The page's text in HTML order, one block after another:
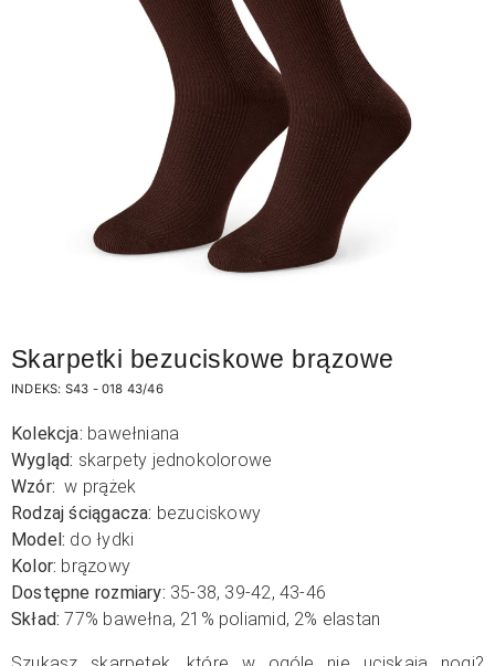
Skarpetki bezuciskowe brązowe
INDEKS: S43 - 018 43/46
Kolekcja: bawełniana
Wygląd: skarpety jednokolorowe
Wzór: w prążek
Rodzaj ściągacza: bezuciskowy
Model: do łydki
Kolor: brązowy
Dostępne rozmiary: 35-38, 39-42, 43-46
Skład: 77% bawełna, 21% poliamid, 2% elastan